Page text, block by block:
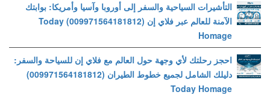
التأشيرات السياحية والسفر إلى أوروبا وآسيا وأمريكا: بوابتك
الآمنة للعالم عبر فلاي إن (009971564181812) Today
Homage
احجز رحلتك لأي وجهة حول العالم مع فلاي إن للسياحة والسفر:
دليلك الشامل لجميع خطوط الطيران (009971564181812)
Today Homage